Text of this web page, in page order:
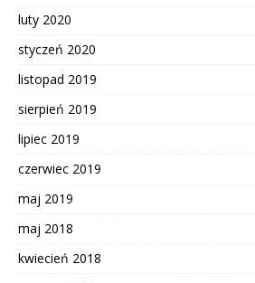
luty 2020
styczeń 2020
listopad 2019
sierpień 2019
lipiec 2019
czerwiec 2019
maj 2019
maj 2018
kwiecień 2018